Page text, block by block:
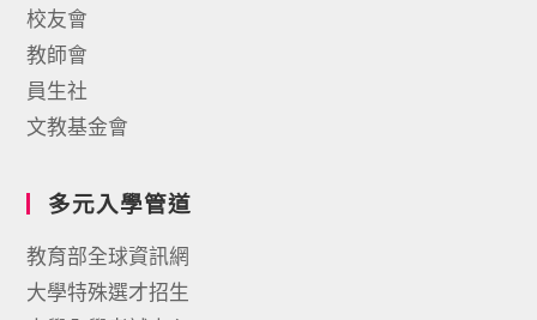
校友會
教師會
員生社
文教基金會
多元入學管道
教育部全球資訊網
大學特殊選才招生